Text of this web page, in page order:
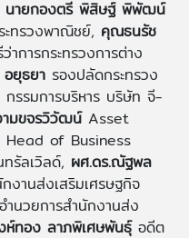
นายกองตรี พิสิษฐ์ พิพัฒน์
ทรวงพาณิชย์, คุณธนรัช
การกระทรวงการต่าง
ยุธยารองปลัดกระทรวง
กรรมการบริหาร บริษัท จี-
มขจรวิวัฒน์Asset
of Business
รัลเวิลด์, ผศ.ดร.ณัฐพล
งานส่งเสริมเศรษฐกิจ
นวยการสำนักงานส่ง
ทอง ลาภพิเศษพันธุ์อดีต